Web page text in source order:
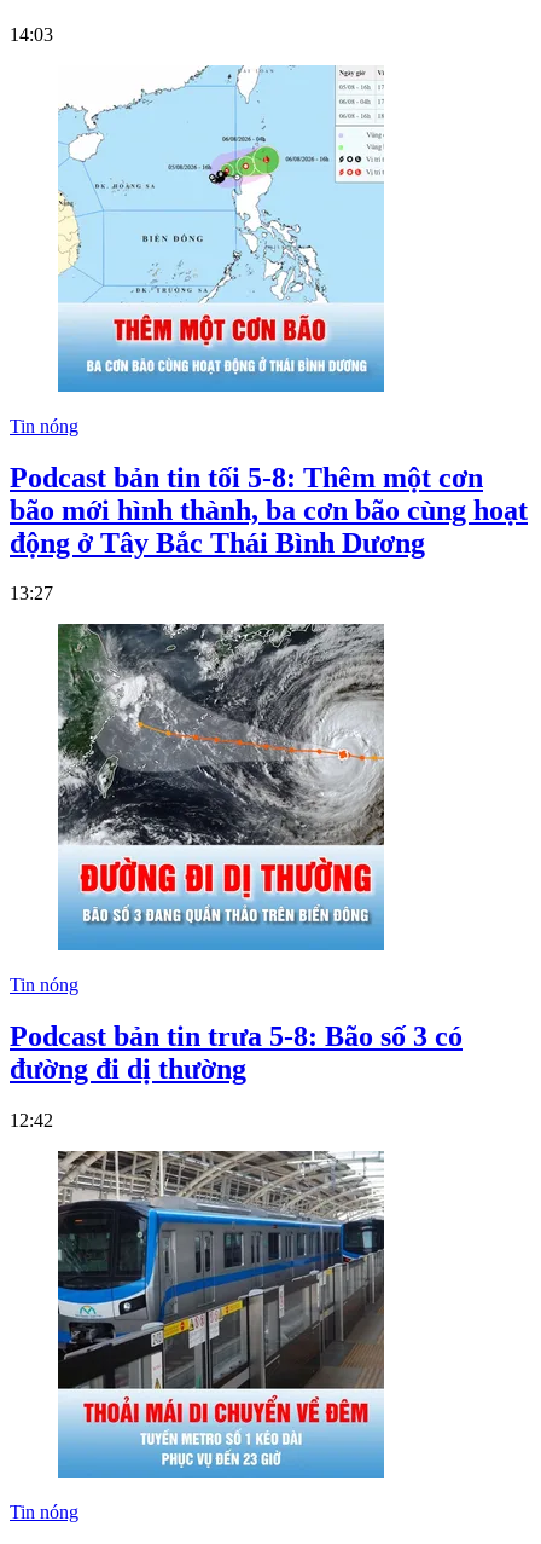
14:03
Tin nóng
Podcast bản tin tối 5-8: Thêm một cơn
bão mới hình thành, ba cơn bão cùng hoạt
động ở Tây Bắc Thái Bình Dương
13:27
Tin nóng
Podcast bản tin trưa 5-8: Bão số 3 có
đường đi dị thường
12:42
Tin nóng